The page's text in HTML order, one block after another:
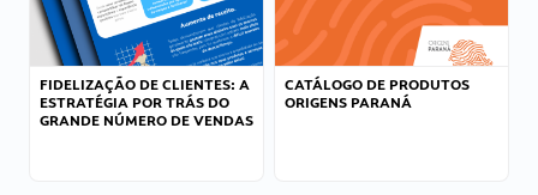
FIDELIZAÇÃO DE CLIENTES: A
ESTRATÉGIA POR TRÁS DO
GRANDE NÚMERO DE VENDAS
CATÁLOGO DE PRODUTOS
ORIGENS PARANÁ